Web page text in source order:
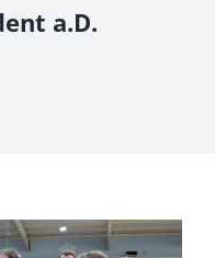
HASBERGEN
a.D.